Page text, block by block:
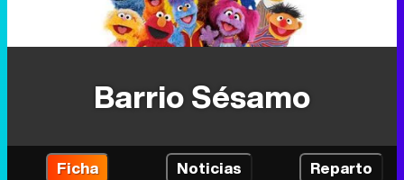
Barrio Sésamo
Ficha Noticias
Reparto